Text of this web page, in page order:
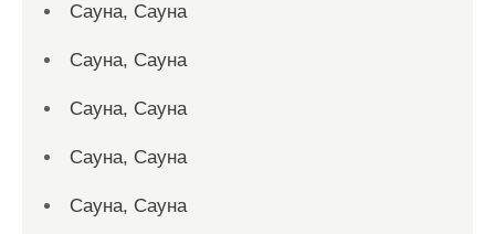
Сауна, Сауна
Сауна, Сауна
Сауна, Сауна
Сауна, Сауна
Сауна, Сауна